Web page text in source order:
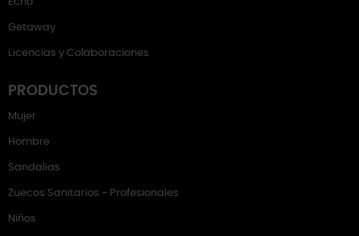
Getaway
Licencias y Colaboraciones
PRODUCTOS
Mujer
Hombre
Sandalias
Zuecos Sanitarios - Profesionales
Niños